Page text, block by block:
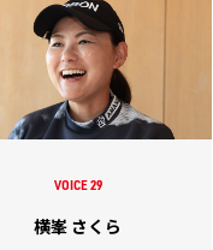
VOICE 29
横峯 さくら